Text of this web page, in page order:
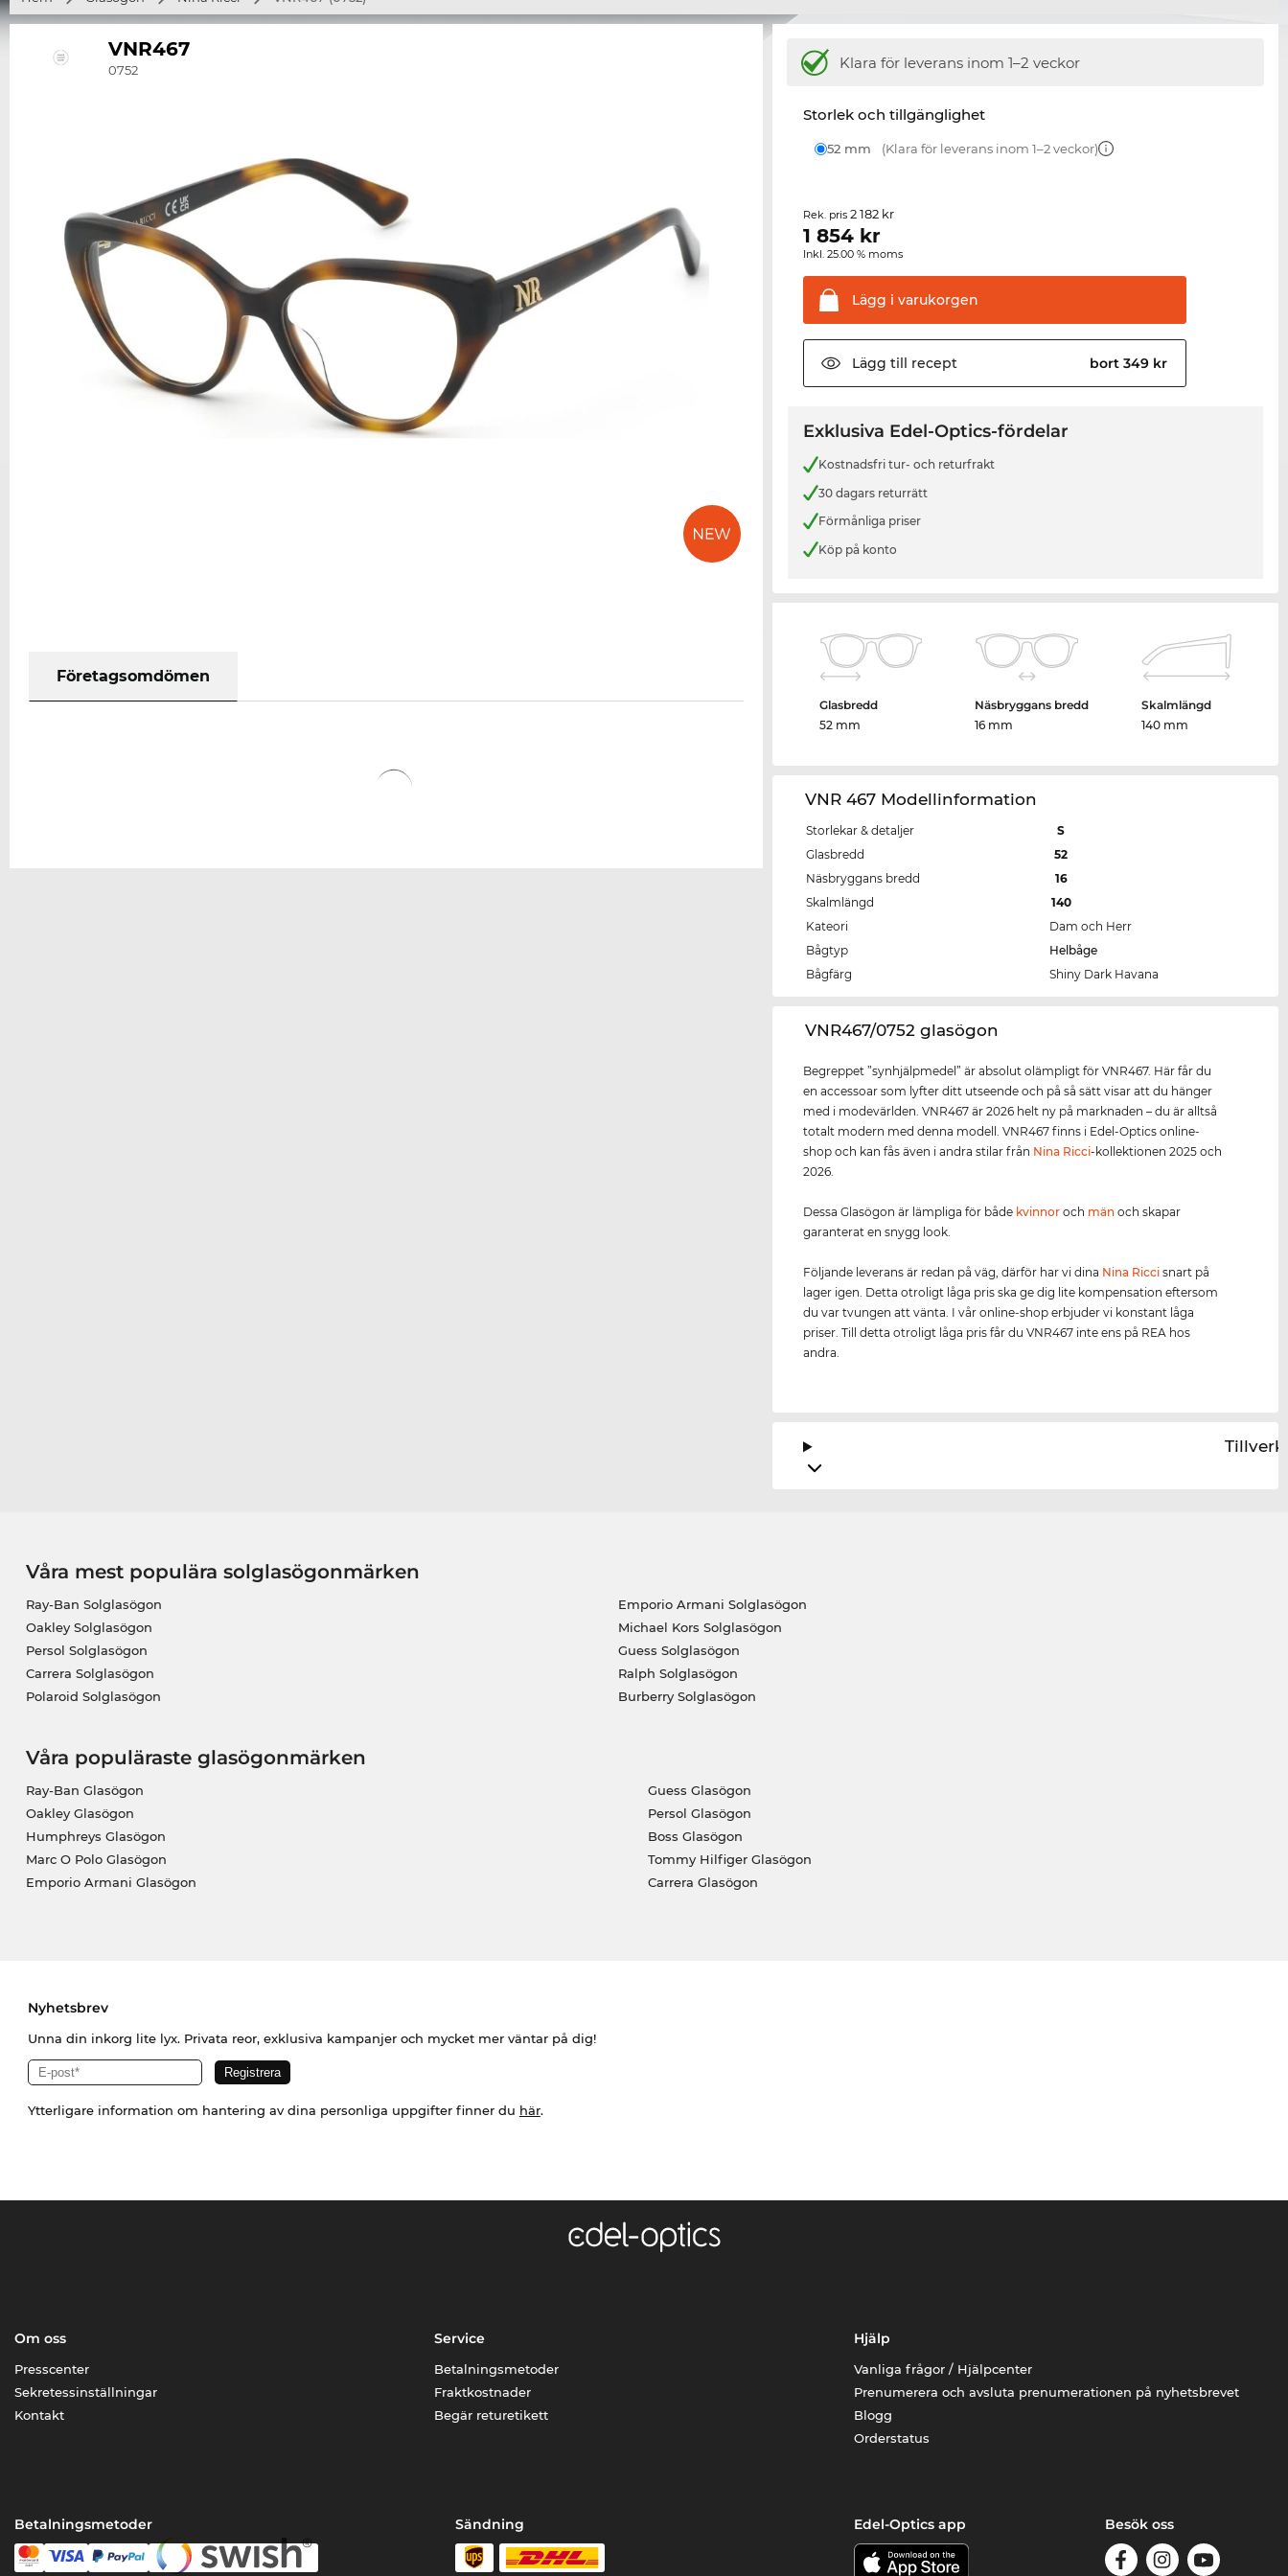
VNR467
0752
Företagsomdömen
Klara för leverans inom 1–2 veckor
Storlek och tillgänglighet
52 mm (Klara för leverans inom 1–2 veckor)
Rek. pris2 182 kr
1 854 kr
Inkl. 25.00 % moms
Lägg i varukorgen
Lägg till recept bort 349 kr
Exklusiva Edel-Optics-fördelar
Kostnadsfri tur- och returfrakt
30 dagars returrätt
Förmånliga priser
Köp på konto
Glasbredd
52 mm
Näsbryggans bredd
16 mm
Skalmlängd
140 mm
VNR 467 Modellinformation
Storlekar & detaljer
S
Glasbredd
52
Näsbryggans bredd
16
Skalmlängd
140
Kateori
Dam och Herr
Bågtyp
Helbåge
Bågfärg
Shiny Dark Havana
‌VNR467/0752 glasögon
Begreppet ”synhjälpmedel” är absolut olämpligt för VNR467. Här får du
en accessoar som lyfter ditt utseende och på så sätt visar att du hänger
med i modevärlden. VNR467 är 2026 helt ny på marknaden – du är alltså
totalt modern med denna modell. VNR467 finns i Edel-Optics online-
shop och kan fås även i andra stilar från Nina Ricci-kollektionen 2025 och
2026.
Dessa Glasögon är lämpliga för både kvinnor och män och skapar
garanterat en snygg look.
Följande leverans är redan på väg, därför har vi dina Nina Ricci snart på
lager igen. Detta otroligt låga pris ska ge dig lite kompensation eftersom
du var tvungen att vänta. I vår online-shop erbjuder vi konstant låga
priser. Till detta otroligt låga pris får du VNR467 inte ens på REA hos
andra.
Våra mest populära solglasögonmärken
Ray-Ban Solglasögon
Oakley Solglasögon
Persol Solglasögon
Carrera Solglasögon
Polaroid Solglasögon
Emporio Armani Solglasögon
Michael Kors Solglasögon
Guess Solglasögon
Ralph Solglasögon
Burberry Solglasögon
Våra populäraste glasögonmärken
Ray-Ban Glasögon
Oakley Glasögon
Humphreys Glasögon
Marc O Polo Glasögon
Emporio Armani Glasögon
Guess Glasögon
Persol Glasögon
Boss Glasögon
Tommy Hilfiger Glasögon
Carrera Glasögon
Nyhetsbrev
Unna din inkorg lite lyx. Privata reor, exklusiva kampanjer och mycket mer väntar på dig!
Ytterligare information om hantering av dina personliga uppgifter finner du här.
Om oss
Presscenter
Sekretessinställningar
Kontakt
Service
Betalningsmetoder
Fraktkostnader
Begär returetikett
Hjälp
Vanliga frågor / Hjälpcenter
Prenumerera och avsluta prenumerationen på nyhetsbrevet
Blogg
Orderstatus
Betalningsmetoder Sändning Edel-Optics app Besök oss